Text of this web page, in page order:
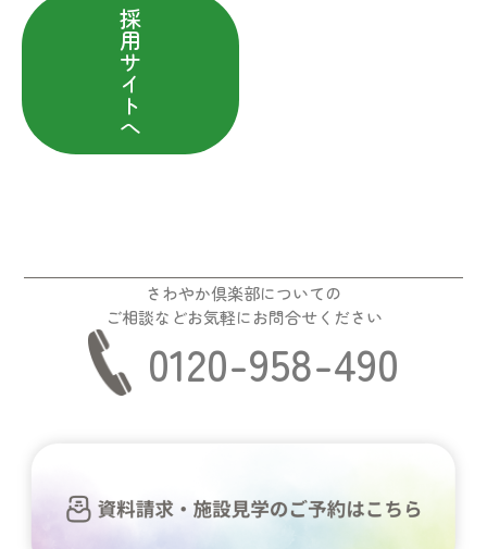
採
用
サ
イ
ト
へ
さわやか倶楽部についての
ご相談などお気軽にお問合せください
0120-958-490